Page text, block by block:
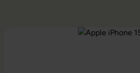
Bildergalerie überspringen